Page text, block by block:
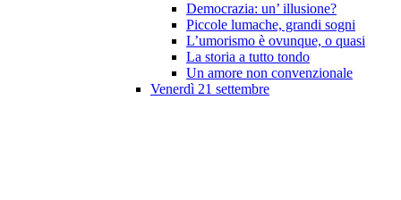
Democrazia: un’ illusione?
Piccole lumache, grandi sogni
L’umorismo è ovunque, o quasi
La storia a tutto tondo
Un amore non convenzionale
Venerdì 21 settembre